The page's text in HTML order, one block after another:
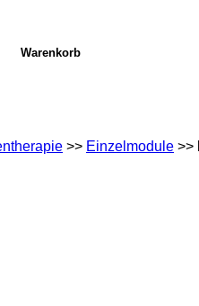
Warenkorb
>> Einzelmodule >>